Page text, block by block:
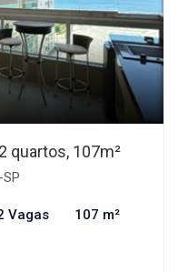
quartos, 107m²
Vagas 107 m²